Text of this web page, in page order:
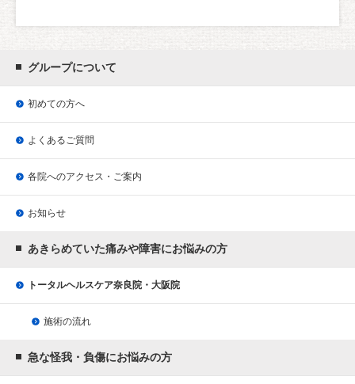
グループについて
初めての方へ
よくあるご質問
各院へのアクセス・ご案内
お知らせ
あきらめていた痛みや障害にお悩みの方
トータルヘルスケア奈良院・大阪院
施術の流れ
急な怪我・負傷にお悩みの方